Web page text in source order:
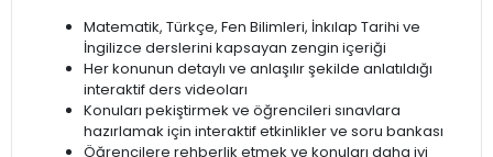
Matematik, Türkçe, Fen Bilimleri, İnkılap Tarihi ve
İngilizce derslerini kapsayan zengin içeriği
Her konunun detaylı ve anlaşılır şekilde anlatıldığı
interaktif ders videoları
Konuları pekiştirmek ve öğrencileri sınavlara
hazırlamak için interaktif etkinlikler ve soru bankası
Öğrencilere rehberlik etmek ve konuları daha iyi